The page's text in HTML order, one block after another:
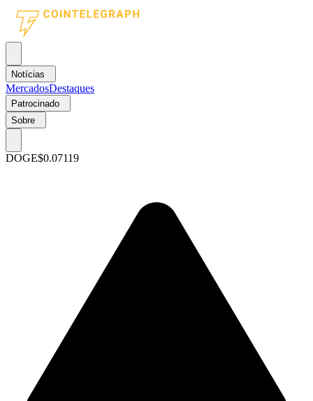
Notícias
MercadosDestaques
Patrocinado
Sobre
DOGE$0.07119